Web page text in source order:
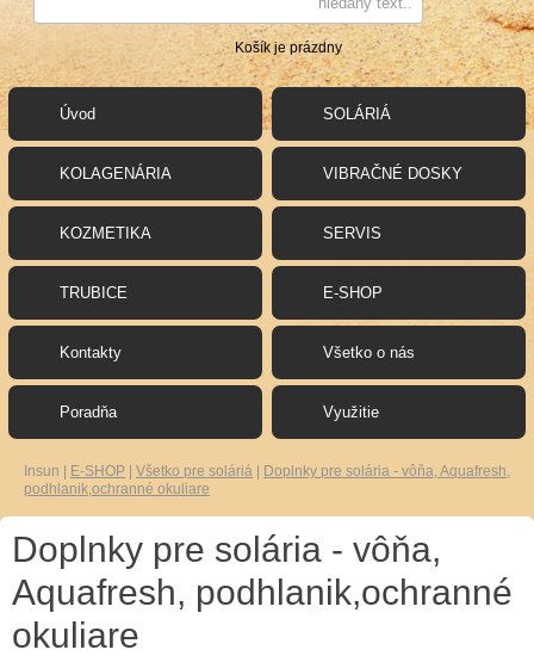
Košík je prázdny
Úvod SOLÁRIÁ
KOLAGENÁRIA VIBRAČNÉ DOSKY
KOZMETIKA SERVIS
TRUBICE E-SHOP
Kontakty Všetko o nás
Poradňa Využitie
Insun E-SHOP Všetko pre soláriá
Doplnky pre solária - vôňa, Aquafresh,
podhlanik,ochranné okuliare
Doplnky pre solária - vôňa,
Aquafresh, podhlanik,ochranné
okuliare